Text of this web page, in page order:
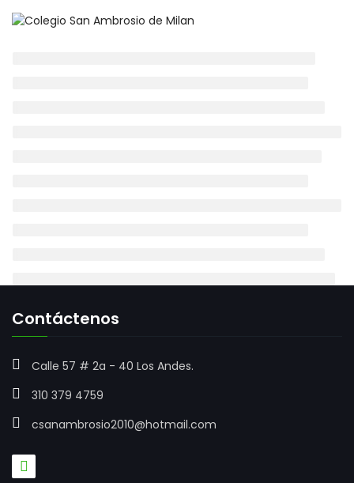
Photography
Contáctenos
Calle 57 # 2a - 40 Los Andes.
310 379 4759
csanambrosio2010@hotmail.com